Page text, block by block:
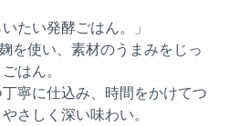
たい発酵ごはん。」
を使い、素材のうまみをじっ
はん。
寧に仕込み、時間をかけてつ
さしく深い味わい。